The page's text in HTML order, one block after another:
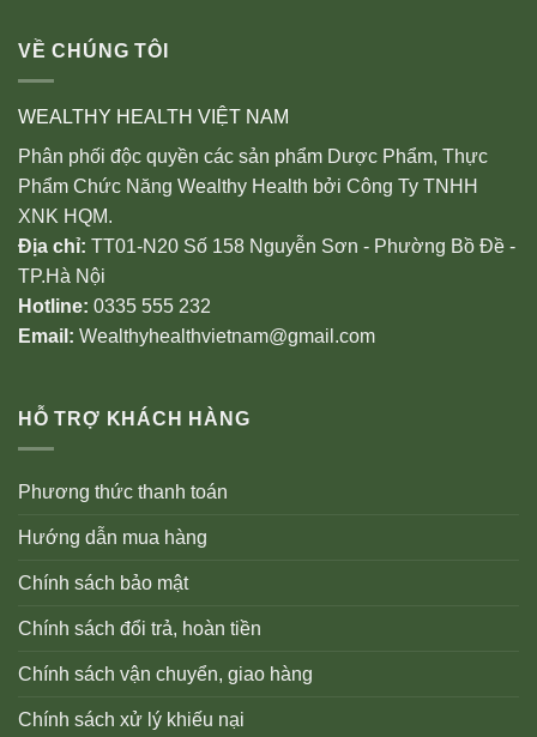
VỀ CHÚNG TÔI
WEALTHY HEALTH VIỆT NAM
Phân phối độc quyền các sản phẩm Dược Phẩm, Thực
Phẩm Chức Năng Wealthy Health bởi Công Ty TNHH
XNK HQM.
Địa chỉ: TT01-N20 Số 158 Nguyễn Sơn - Phường Bồ Đề -
TP.Hà Nội
Hotline: 0335 555 232
Email: Wealthyhealthvietnam@gmail.com
HỖ TRỢ KHÁCH HÀNG
Phương thức thanh toán
Hướng dẫn mua hàng
Chính sách bảo mật
Chính sách đổi trả, hoàn tiền
Chính sách vận chuyển, giao hàng
Chính sách xử lý khiếu nại